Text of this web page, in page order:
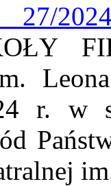
27/
r. w